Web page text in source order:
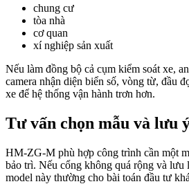
chung cư
tòa nhà
cơ quan
xí nghiệp sản xuất
Nếu làm đồng bộ cả cụm kiểm soát xe,
camera nhận diện biển số, vòng từ, đầu
xe để hệ thống vận hành trơn hơn.
Tư vấn chọn mẫu và lưu
HM-ZG-M phù hợp công trình cần một
bảo trì. Nếu cổng không quá rộng và
model này thường cho bài toán đầu tư